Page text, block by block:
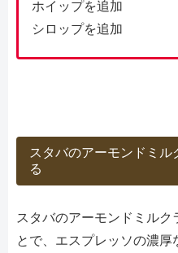
ホイップを追加
シロップを追加
スタバのアーモンドミ
る
スタバのアーモンドミルク
とで、エスプレッソの濃